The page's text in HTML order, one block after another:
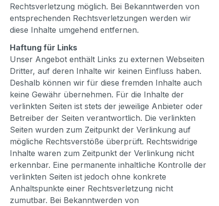
Rechtsverletzung möglich. Bei Bekanntwerden von
entsprechenden Rechtsverletzungen werden wir
diese Inhalte umgehend entfernen.
Haftung für Links
Unser Angebot enthält Links zu externen Webseiten
Dritter, auf deren Inhalte wir keinen Einfluss haben.
Deshalb können wir für diese fremden Inhalte auch
keine Gewähr übernehmen. Für die Inhalte der
verlinkten Seiten ist stets der jeweilige Anbieter oder
Betreiber der Seiten verantwortlich. Die verlinkten
Seiten wurden zum Zeitpunkt der Verlinkung auf
mögliche Rechtsverstöße überprüft. Rechtswidrige
Inhalte waren zum Zeitpunkt der Verlinkung nicht
erkennbar. Eine permanente inhaltliche Kontrolle der
verlinkten Seiten ist jedoch ohne konkrete
Anhaltspunkte einer Rechtsverletzung nicht
zumutbar. Bei Bekanntwerden von